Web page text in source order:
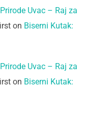
Uvac – Raj za
on Biserni Kutak:
Uvac – Raj za
on Biserni Kutak: